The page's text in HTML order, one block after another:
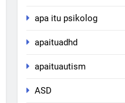
apa itu psikolog
apaituadhd
apaituautism
ASD